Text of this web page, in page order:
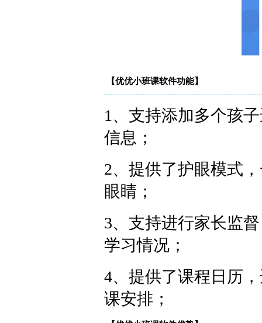
【优优小班课软件功能】
1、支持添加多个孩
信息；
2、提供了护眼模式
眼睛；
3、支持进行家长监
学习情况；
4、提供了课程日历
课安排；